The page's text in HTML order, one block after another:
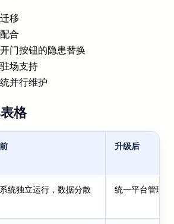
移
合
门按钮的隐患替换
场支持
并行维护
格
升级后
统独立运行，数据分散 统一平台管理